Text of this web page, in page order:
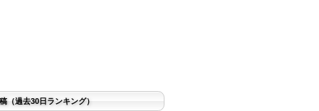
（過去30日ランキング）